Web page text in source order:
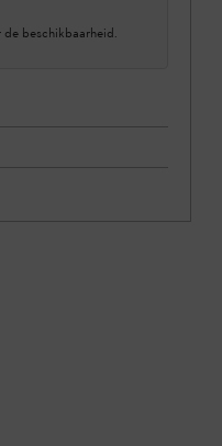
beschikbaarheid.